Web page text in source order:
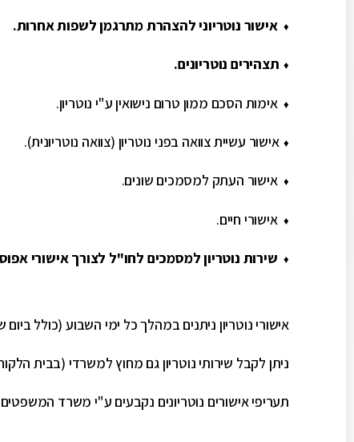
♦ אישור נוטריוני להצהרת מתרגמן לשפות אחרות.
♦ תצהירים נוטריונים.
♦אימות הסכם ממון טרום נישואין ע"י נוטריון.
♦אישור עשיית צוואה בפני נוטריון (צוואה נוטריונית).
♦אישור העתק למסמכים שונים.
♦אישורי חיים.
♦ שירות נוטריון למסמכים לחו"ל לצורך אישורי
אישורי נוטריון ניתנים במהלך כל ימי השבוע (כולל
ניתן לקבל שירותי נוטריון גם מחוץ למשרדי (בבית
תעריפי אישורים נוטריונים נקבעים ע"י משרד